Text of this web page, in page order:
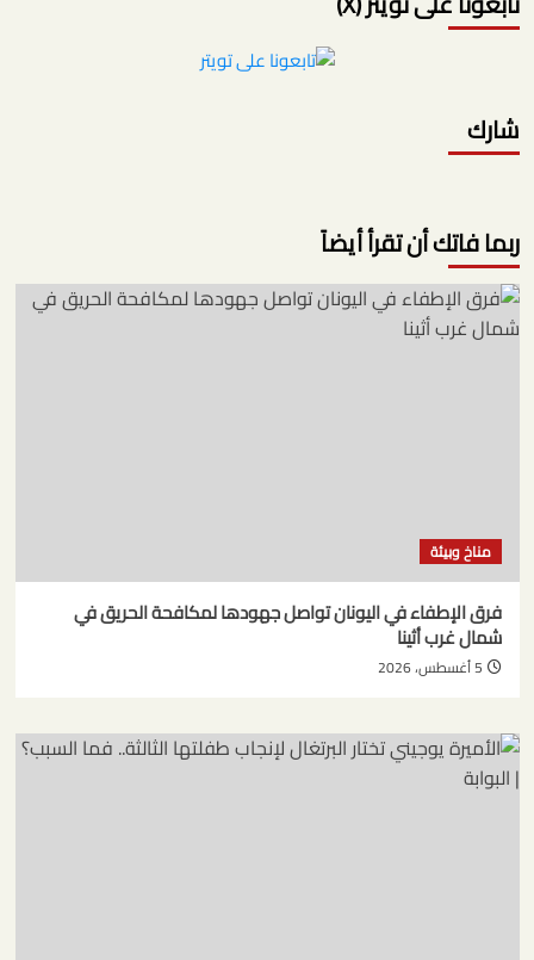
شارك
ربما فاتك أن تقرأ أيضاً
مناخ وبيئة
فرق الإطفاء في اليونان تواصل جهودها لمكافحة الحريق في
شمال غرب أثينا
5 أغسطس، 2026